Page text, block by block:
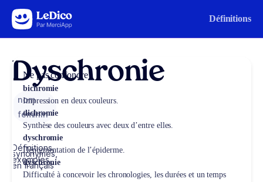
Aller au contenu Définitions
Dyschronie
nom
féminin
Définitions,
synonymes,
exemples
en français
Ne pas confondre
bichromie
Impression en deux couleurs.
dichromie
Synthèse des couleurs avec deux d’entre elles.
dyschromie
Dépigmentation de l’épiderme.
dyschronie
Difficulté à concevoir les chronologies, les durées et un temps